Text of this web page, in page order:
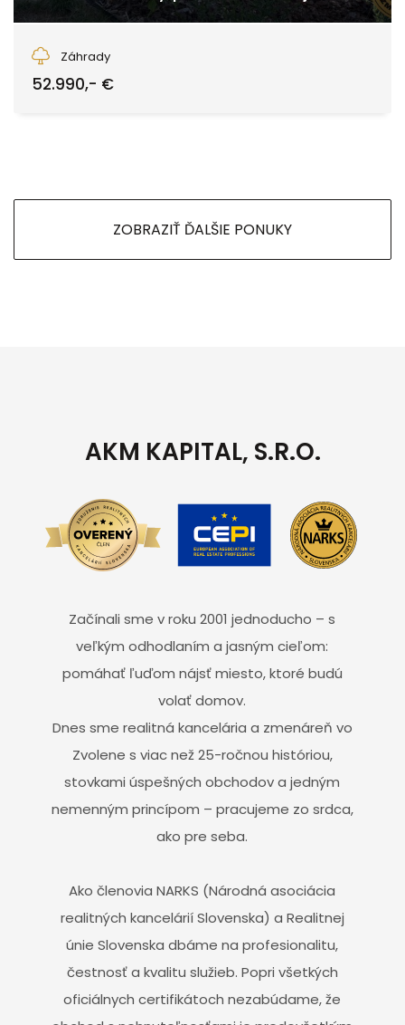
Záhrady
52.990,- €
ZOBRAZIŤ ĎALŠIE PONUKY
AKM KAPITAL, S.R.O.
Začínali sme v roku 2001 jednoducho – s
veľkým odhodlaním a jasným cieľom:
pomáhať ľuďom nájsť miesto, ktoré budú
volať domov.
Dnes sme realitná kancelária a zmenáreň vo
Zvolene s viac než 25-ročnou históriou,
stovkami úspešných obchodov a jedným
nemenným princípom – pracujeme zo srdca,
ako pre seba.
Ako členovia NARKS (Národná asociácia
realitných kancelárií Slovenska) a Realitnej
únie Slovenska dbáme na profesionalitu,
čestnosť a kvalitu služieb. Popri všetkých
oficiálnych certifikátoch nezabúdame, že